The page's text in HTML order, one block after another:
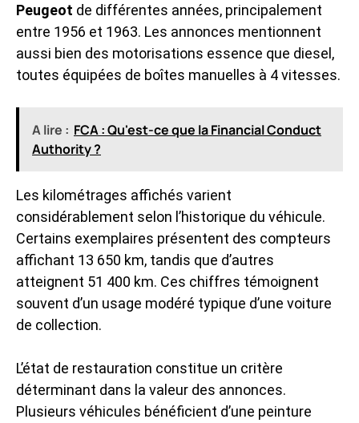
Peugeot de différentes années, principalement
entre 1956 et 1963. Les annonces mentionnent
aussi bien des motorisations essence que diesel,
toutes équipées de boîtes manuelles à 4 vitesses.
A lire : FCA : Qu'est-ce que la Financial Conduct
Authority ?
Les kilométrages affichés varient
considérablement selon l’historique du véhicule.
Certains exemplaires présentent des compteurs
affichant 13 650 km, tandis que d’autres
atteignent 51 400 km. Ces chiffres témoignent
souvent d’un usage modéré typique d’une voiture
de collection.
L’état de restauration constitue un critère
déterminant dans la valeur des annonces.
Plusieurs véhicules bénéficient d’une peinture